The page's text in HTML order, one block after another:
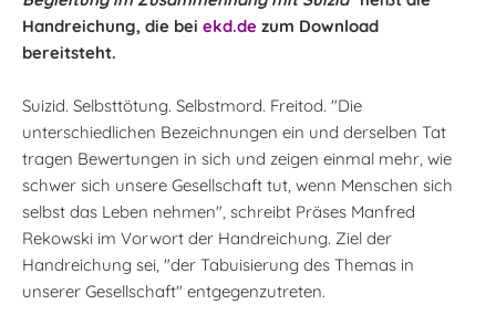
Handreichung, die bei ekd.de zum Download
bereitsteht.
Suizid. Selbsttötung. Selbstmord. Freitod. "Die
unterschiedlichen Bezeichnungen ein und derselben Tat
tragen Bewertungen in sich und zeigen einmal mehr, wie
schwer sich unsere Gesellschaft tut, wenn Menschen sich
selbst das Leben nehmen", schreibt Präses Manfred
Rekowski im Vorwort der Handreichung. Ziel der
Handreichung sei, "der Tabuisierung des Themas in
unserer Gesellschaft" entgegenzutreten.